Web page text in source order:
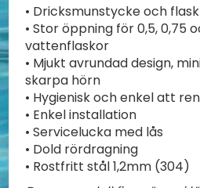
• Dricksmunstycke och
• Stor öppning för 0,5, 0,75
vattenflaskor
• Mjukt avrundad design,
skarpa hörn
• Hygienisk och enkel att
• Enkel installation
• Servicelucka med lås
• Dold rördragning
• Rostfritt stål 1,2mm (304)